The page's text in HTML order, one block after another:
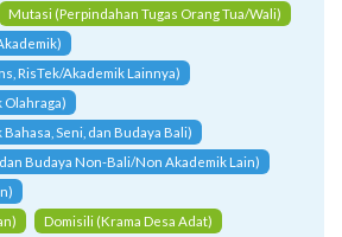
Mutasi (Perpindahan Tugas Orang Tua/Wali)
RisTek/Akademik Lainnya)
Olahraga)
Seni, dan Budaya Bali)
Budaya Non-Bali/Non Akademik Lain)
Domisili (Krama Desa Adat)